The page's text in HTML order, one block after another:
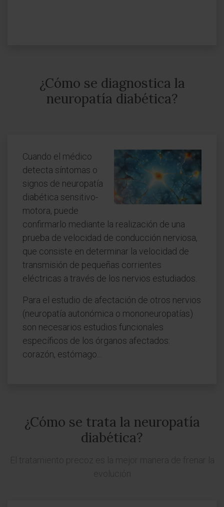
¿Cómo se diagnostica la
neuropatía diabética?
Cuando el médico
detecta síntomas o
signos de neuropatía
diabética sensitivo-
motora, puede
confirmarlo mediante la realización de una
prueba de velocidad de conducción nerviosa,
que consiste en determinar la velocidad de
transmisión de pequeñas corrientes
eléctricas a través de los nervios estudiados.
Para el estudio de afectación de otros nervios
(neuropatía autonómica o mononeuropatías)
son necesarios estudios funcionales
específicos de los órganos afectados:
corazón, estómago...
¿Cómo se trata la neuropatía
diabética?